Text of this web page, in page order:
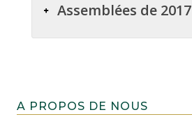
Assemblées de 2017
A PROPOS DE NOUS